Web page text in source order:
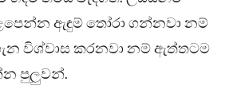
ඇඳුම් තෝරා ගන්නවා නම්
විශ්වාස කරනවා නම් ඇත්තටම
පුලුවන්.